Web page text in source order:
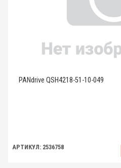
PANdrive QSH4218-51-10-049
АРТИКУЛ: 2536758